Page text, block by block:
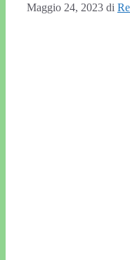
Maggio 24, 2023 di